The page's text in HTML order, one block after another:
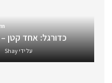
כדורגל: אחד קטן
על ידיShay